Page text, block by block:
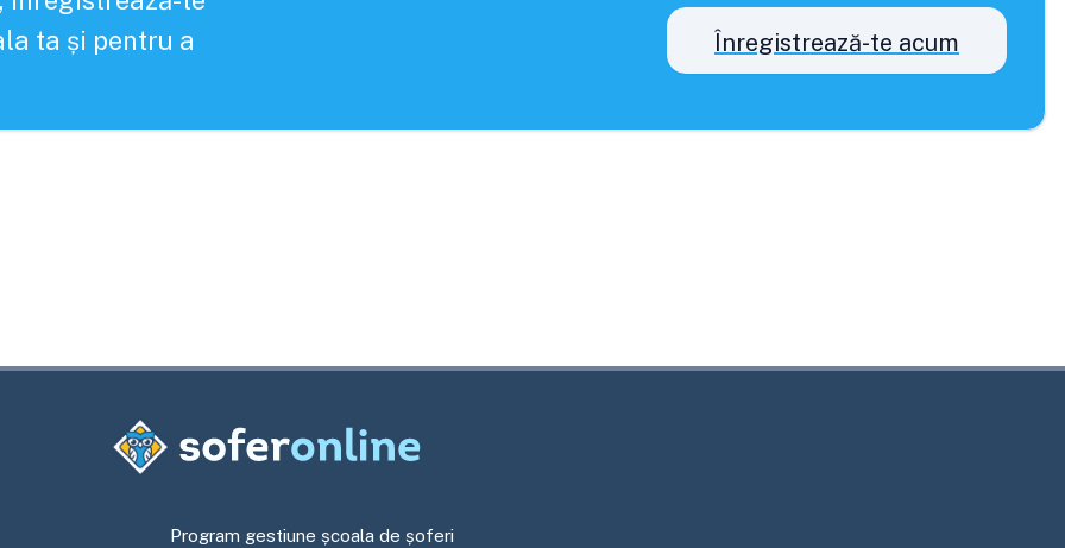
ta și pentru a
Înregistrează-te acum
Program gestiune școala de șoferi